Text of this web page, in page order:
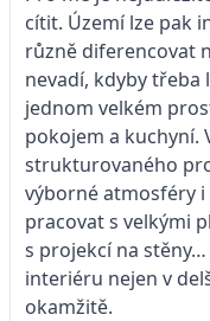
cítit. Území lze pak
různě diferencovat
nevadí, kdyby třeba
jednom velkém
pokojem a kuchyní.
strukturovaného
výborné atmosféry
pracovat s velkými
s projekcí na
interiéru nejen v
okamžitě.